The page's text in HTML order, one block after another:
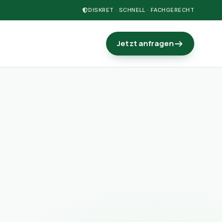
DISKRET · SCHNELL · FACHGERECHT
Jetzt anfragen